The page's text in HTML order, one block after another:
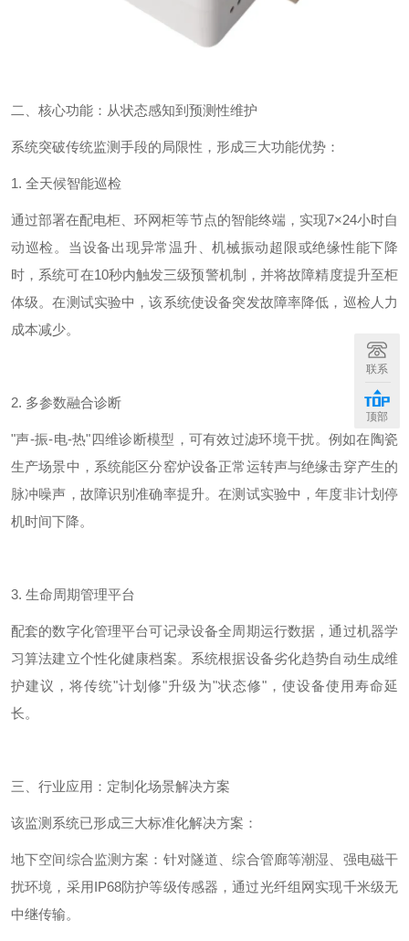
二、核心功能：从状态感知到预测性维护
系统突破传统监测手段的局限性，形成三大功能优势：
1. 全天候智能巡检
通过部署在配电柜、环网柜等节点的智能终端，实现7×24小时自
动巡检。当设备出现异常温升、机械振动超限或绝缘性能下降
时，系统可在10秒内触发三级预警机制，并将故障精度提升至柜
体级。在测试实验中 ，该系统使设备突发故障率降低，巡检人力
成本减少。
2. 多参数融合诊断
"声-振-电-热"四维诊断模型，可有效过滤环境干扰。例如在陶瓷
生产场景中，系统能区分窑炉设备正常运转声与绝缘击穿产生的
脉冲噪声，故障识别准确率提升。在测试实验中 ，年度非计划停
机时间下降。
3. 生命周期管理平台
配套的数字化管理平台可记录设备全周期运行数据，通过机器学
习算法建立个性化健康档案。系统根据设备劣化趋势自动生成维
护建议，将传统"计划修"升级为"状态修"，使设备使用寿命延
长。
三、行业应用：定制化场景解决方案
该监测系统已形成三大标准化解决方案：
地下空间综合监测方案：针对隧道、综合管廊等潮湿、强电磁干
扰环境，采用IP68防护等级传感器，通过光纤组网实现千米级无
中继传输。
联系
顶部